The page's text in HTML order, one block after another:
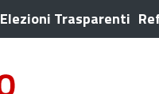
Elezioni Trasparenti